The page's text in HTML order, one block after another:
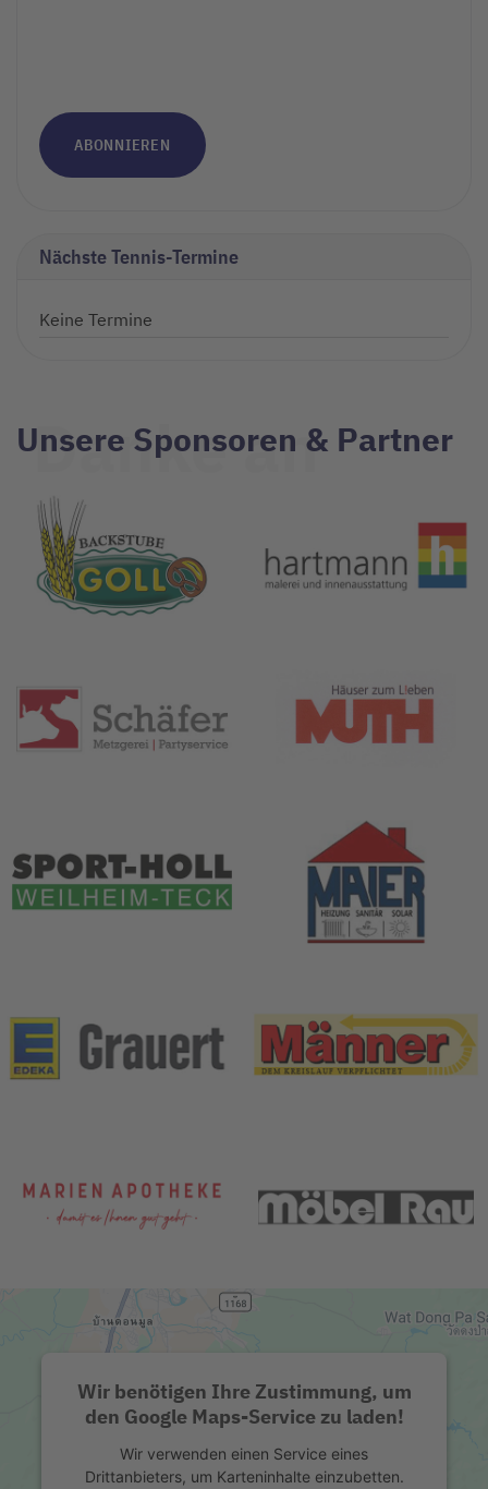
ABONNIEREN
Nächste Tennis-Termine
Keine Termine
Unsere Sponsoren & Partner
Danke an
Wir benötigen Ihre Zustimmung, um
den Google Maps-Service zu laden!
Wir verwenden einen Service eines
Drittanbieters, um Karteninhalte einzubetten.